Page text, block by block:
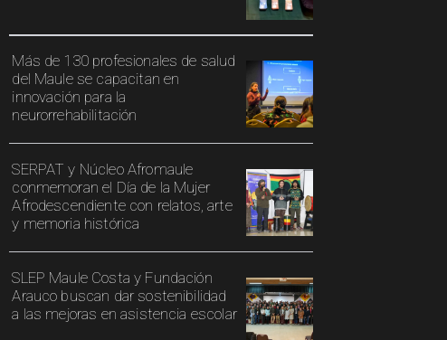
Más de 130 profesionales de salud
del Maule se capacitan en
innovación para la
neurorrehabilitación
SERPAT y Núcleo Afromaule
conmemoran el Día de la Mujer
Afrodescendiente con relatos, arte
y memoria histórica
SLEP Maule Costa y Fundación
Arauco buscan dar sostenibilidad
a las mejoras en asistencia escolar